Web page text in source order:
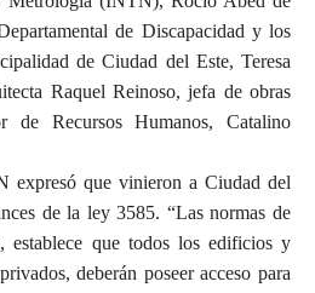
de Discapacidad y los
de Ciudad del Este, Teresa
Raquel Reinoso, jefa de obras
de Recursos Humanos, Catalino
expresó que vinieron a Ciudad del
de la ley 3585. “Las normas de
establece que todos los edificios y
deberán poseer acceso para